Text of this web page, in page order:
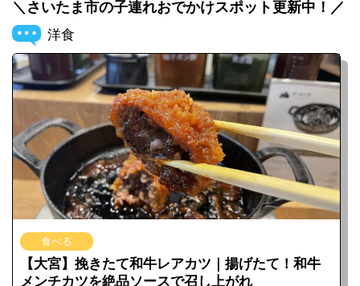
＼さいたま市の子連れおでかけスポット更新中！／
洋食
食べる
【大宮】挽きたて和牛レアカツ｜揚げたて！和牛
メンチカツを絶品ソースで召し上がれ